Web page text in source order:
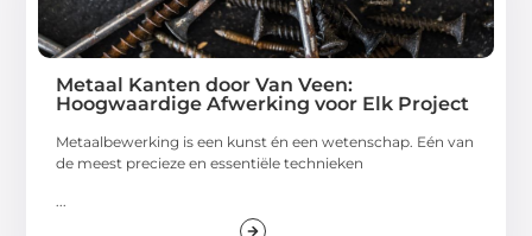
Metaal Kanten door Van Veen:
Hoogwaardige Afwerking voor Elk Project
Metaalbewerking is een kunst én een wetenschap. Eén van
de meest precieze en essentiële technieken